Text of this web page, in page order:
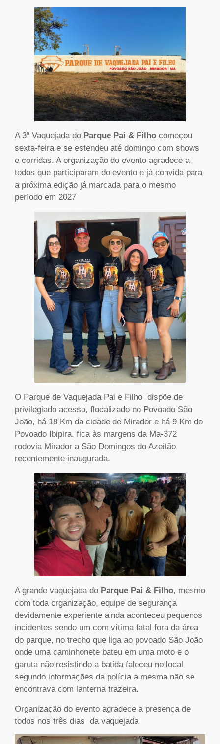
A 3ª Vaquejada do Parque Pai & Filho começou
sexta-feira e se estendeu até domingo com shows
e corridas. A organização do evento agradece a
todos que participaram do evento e já convida para
a próxima edição já marcada para o mesmo
período em 2027
O Parque de Vaquejada Pai e Filho dispõe de
privilegiado acesso, flocalizado no Povoado São
João, há 18 Km da cidade de Mirador e há 9 Km do
Povoado Ibipira, fica às margens da Ma-372
rodovia Mirador a São Domingos do Azeitão
recentemente inaugurada.
A grande vaquejada do Parque Pai & Filho, mesmo
com toda organização, equipe de segurança
devidamente experiente ainda aconteceu pequenos
incidentes sendo um com vítima fatal fora da área
do parque, no trecho que liga ao povoado São João
onde uma caminhonete bateu em uma moto e o
garuta não resistindo a batida faleceu no local
segundo informações da polícia a mesma não se
encontrava com lanterna trazeira.
Organização do evento agradece a presença de
todos nos três dias da vaquejada